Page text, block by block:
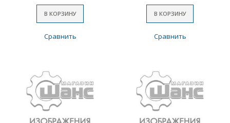
В КОРЗИНУ
Сравнить
В КОРЗИНУ
Сравнить